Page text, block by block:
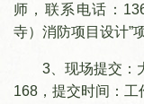
师，联系电话：
寺）消防项目设计”
3、现场提交：
168，提交时间：工